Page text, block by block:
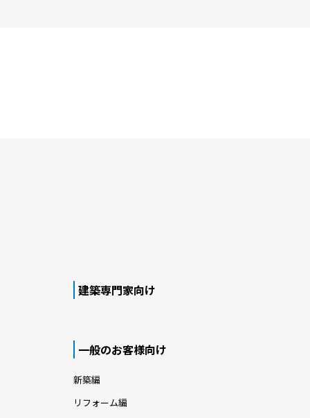
建築専門家向け
一般のお客様向け
新築編
リフォーム編